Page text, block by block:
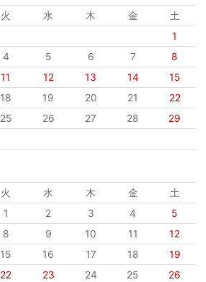
火 水 木 金
土
1
4 5 6 7
8
11 12 13 14
15
18 19 20 21
22
25 26 27 28
29
火 水 木 金
土
1
2 3 4
5
8 9 10 11
12
15 16 17 18
19
22 23 24 25
26